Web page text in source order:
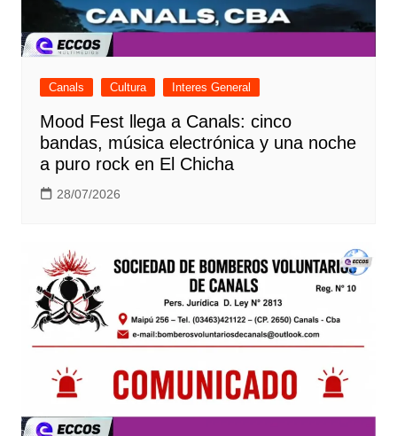
Canals Cultura Interes General
Mood Fest llega a Canals: cinco
bandas, música electrónica y una noche
a puro rock en El Chicha
28/07/2026